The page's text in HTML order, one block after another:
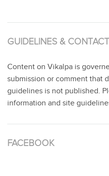
GUIDELINES & CONTACT
Content on Vikalpa is
submission or comment that
guidelines is not published.
information and site
FACEBOOK